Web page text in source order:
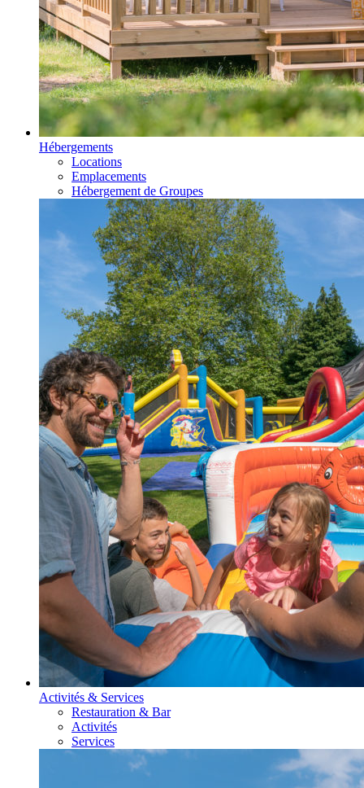
Hébergements
Locations
Emplacements
Hébergement de Groupes
Activités & Services
Restauration & Bar
Activités
Services